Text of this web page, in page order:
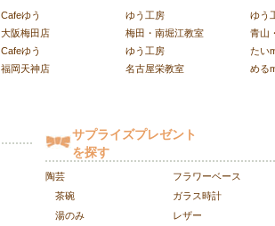
Cafeゆう
大阪梅田店
ゆう工房
梅田・南堀江教室
ゆう
青山
Cafeゆう
福岡天神店
ゆう工房
名古屋栄教室
たい
める
サプライズプレゼント
を探す
陶芸
茶碗
湯のみ
フラワーベース
ガラス時計
レザー